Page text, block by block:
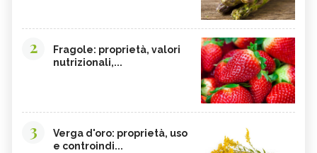
2
Fragole: proprietà, valori
nutrizionali,...
3
Verga d'oro: proprietà, uso
e controindi...